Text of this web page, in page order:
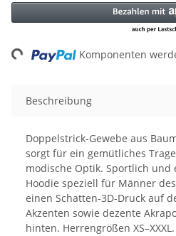
Komponenten
Beschreibung
Doppelstrick-Gewebe aus
sorgt für ein gemütliches
modische Optik. Sportlich und
Hoodie speziell für Männer
einen Schatten-3D-Druck auf
Akzenten sowie dezente
hinten. Herrengrößen XS–XXXL.